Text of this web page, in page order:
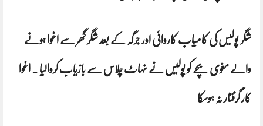
شگر پولیس کی کامیاب کاروائی اور جرگہ کے بعد شگر گھر سے اغوا ہونے
والے مغوی بچے کو پولیس نے نہاٹ چلاس سے بازیاب کروالیا ۔ اغوا
کار گرفتار نہ ہوسکا